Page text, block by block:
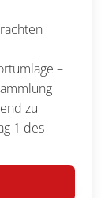
–
zu
1 des